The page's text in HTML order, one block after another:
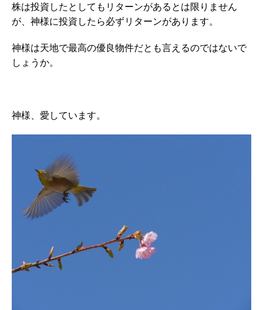
株は投資したとしてもリターンがあるとは限りません
が、神様に投資したら必ずリターンがあります。
神様は天地で最高の優良物件だとも言えるのではないで
しょうか。
神様、愛しています。